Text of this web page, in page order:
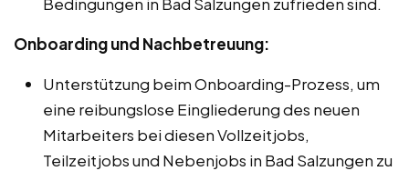
Onboarding und Nachbetreuung:
Unterstützung beim Onboarding-Prozess, um
eine reibungslose Eingliederung des neuen
Mitarbeiters bei diesen Vollzeitjobs,
Teilzeitjobs und Nebenjobs in Bad Salzungen zu